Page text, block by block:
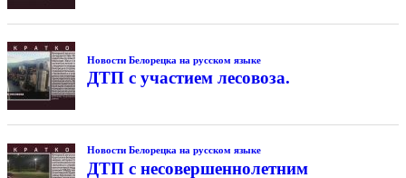
Новости Белорецка на русском языке
ДТП с участием лесовоза.
Новости Белорецка на русском языке
ДТП с несовершеннолетним